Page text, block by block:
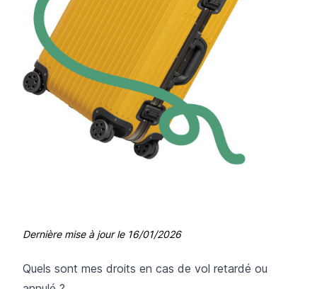
Dernière mise à jour le 16/01/2026
Quels sont mes droits en cas de vol retardé ou